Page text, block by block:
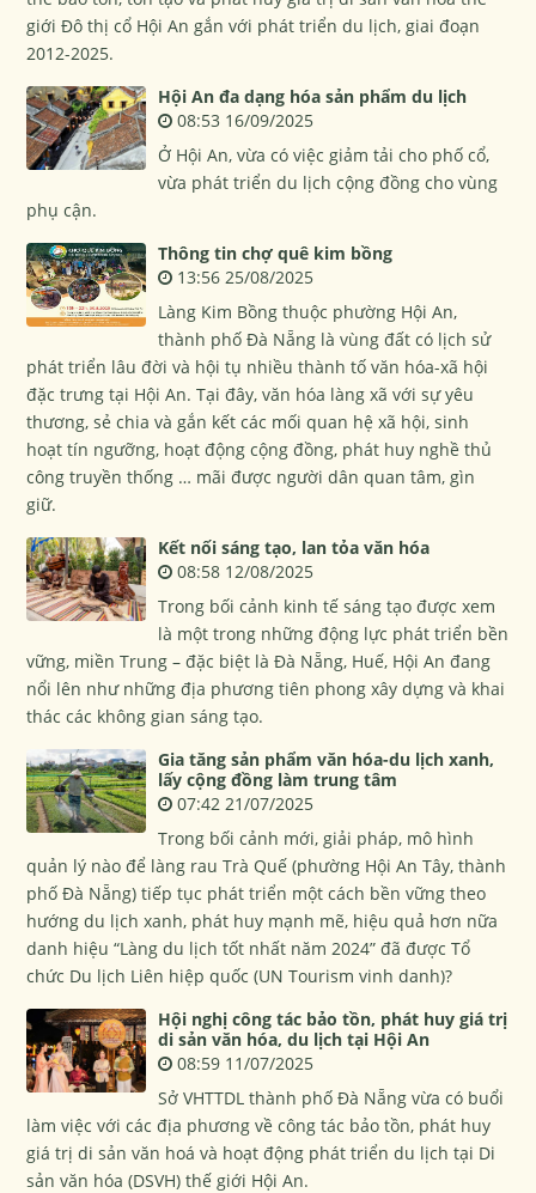
giới Đô thị cổ Hội An gắn với phát triển du lịch, giai đoạn
2012-2025.
Hội An đa dạng hóa sản phẩm du lịch
08:53 16/09/2025
Ở Hội An, vừa có việc giảm tải cho phố cổ,
vừa phát triển du lịch cộng đồng cho vùng
phụ cận.
Thông tin chợ quê kim bồng
13:56 25/08/2025
Làng Kim Bồng thuộc phường Hội An,
thành phố Đà Nẵng là vùng đất có lịch sử
phát triển lâu đời và hội tụ nhiều thành tố văn hóa-xã hội
đặc trưng tại Hội An. Tại đây, văn hóa làng xã với sự yêu
thương, sẻ chia và gắn kết các mối quan hệ xã hội, sinh
hoạt tín ngưỡng, hoạt động cộng đồng, phát huy nghề thủ
công truyền thống … mãi được người dân quan tâm, gìn
giữ.
Kết nối sáng tạo, lan tỏa văn hóa
08:58 12/08/2025
Trong bối cảnh kinh tế sáng tạo được xem
là một trong những động lực phát triển bền
vững, miền Trung – đặc biệt là Đà Nẵng, Huế, Hội An đang
nổi lên như những địa phương tiên phong xây dựng và khai
thác các không gian sáng tạo.
Gia tăng sản phẩm văn hóa-du lịch xanh,
lấy cộng đồng làm trung tâm
07:42 21/07/2025
Trong bối cảnh mới, giải pháp, mô hình
quản lý nào để làng rau Trà Quế (phường Hội An Tây, thành
phố Đà Nẵng) tiếp tục phát triển một cách bền vững theo
hướng du lịch xanh, phát huy mạnh mẽ, hiệu quả hơn nữa
danh hiệu “Làng du lịch tốt nhất năm 2024” đã được Tổ
chức Du lịch Liên hiệp quốc (UN Tourism vinh danh)?
Hội nghị công tác bảo tồn, phát huy giá trị
di sản văn hóa, du lịch tại Hội An
08:59 11/07/2025
Sở VHTTDL thành phố Đà Nẵng vừa có buổi
làm việc với các địa phương về công tác bảo tồn, phát huy
giá trị di sản văn hoá và hoạt động phát triển du lịch tại Di
sản văn hóa (DSVH) thế giới Hội An.